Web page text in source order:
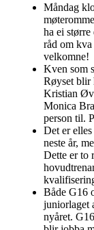
Måndag
ha ei
råd om
velkomne!
Kven som
Røyset blir
Kristian
Monica
person til.
Det er
neste år,
Dette er to
Både G16
juniorlaget
nyåret.